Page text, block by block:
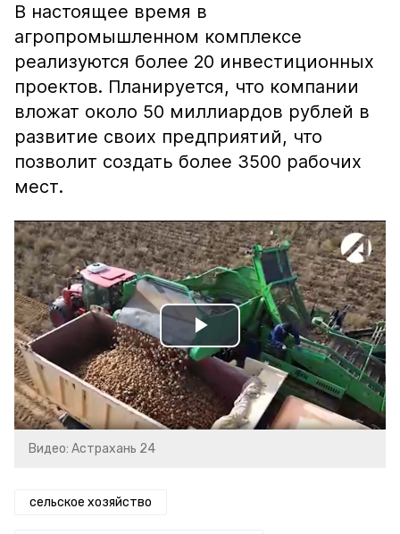
В настоящее время в
агропромышленном комплексе
реализуются более 20 инвестиционных
проектов. Планируется, что компании
вложат около 50 миллиардов рублей в
развитие своих предприятий, что
позволит создать более 3500 рабочих
мест.
Play
Video
Видео: Астрахань 24
сельское хозяйство